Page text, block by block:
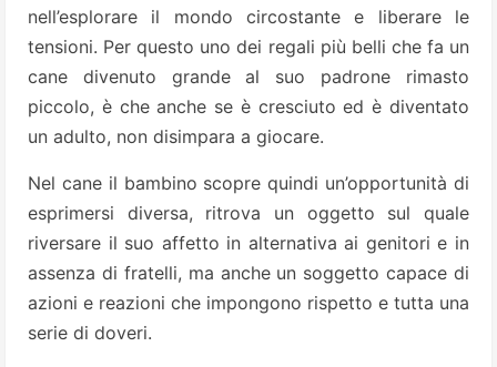
nell’esplorare il mondo circostante e liberare le
tensioni. Per questo uno dei regali più belli che fa un
cane divenuto grande al suo padrone rimasto
piccolo, è che anche se è cresciuto ed è diventato
un adulto, non disimpara a giocare.
Nel cane il bambino scopre quindi un’opportunità di
esprimersi diversa, ritrova un oggetto sul quale
riversare il suo affetto in alternativa ai genitori e in
assenza di fratelli, ma anche un soggetto capace di
azioni e reazioni che impongono rispetto e tutta una
serie di doveri.